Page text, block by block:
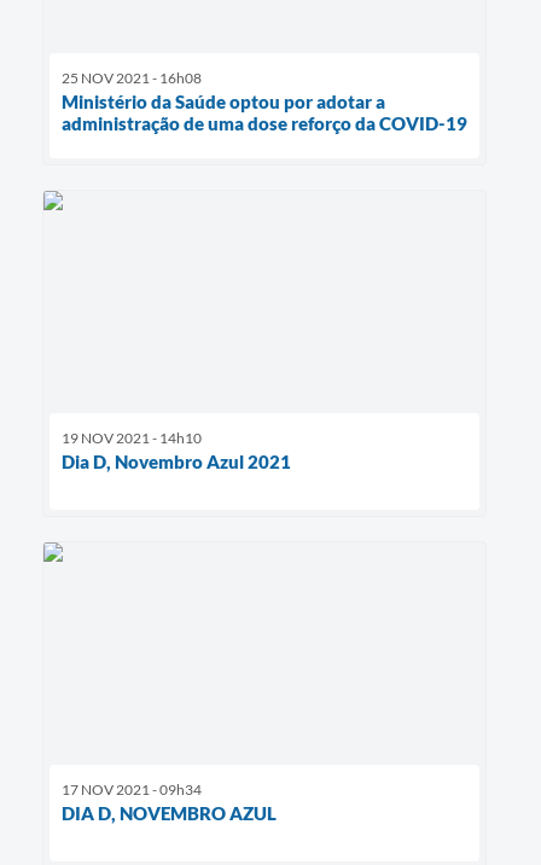
25 NOV 2021 - 16h08
Ministério da Saúde optou por adotar a
administração de uma dose reforço da COVID-19
19 NOV 2021 - 14h10
Dia D, Novembro Azul 2021
17 NOV 2021 - 09h34
DIA D, NOVEMBRO AZUL